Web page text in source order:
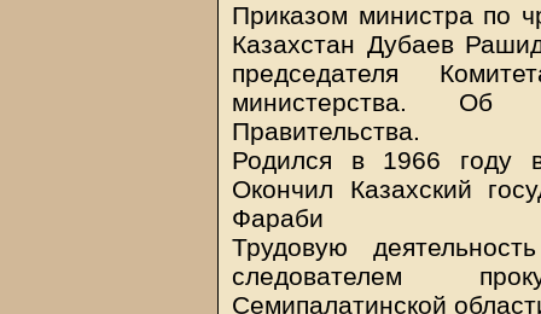
Приказом министра по
Казахстан Дубаев
председателя
министерства. Об
Правительства.
Родился в 1966 году в
Окончил Казахский
Фараби
Трудовую
следователем
Семипалатинской